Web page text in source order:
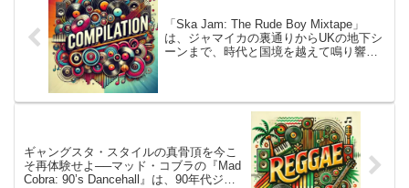
「Ska Jam: The Rude Boy Mixtape」
は、ジャマイカの裏通りからUKの地下シ
ーンまで、時代と国境を越えて鳴り響く
ギャングスタ・スタイルの真骨頂を今こ
そ再体験せよ──マッド・コブラの『Mad
Cobra: 90’s Dancehall』は、90年代ジャ